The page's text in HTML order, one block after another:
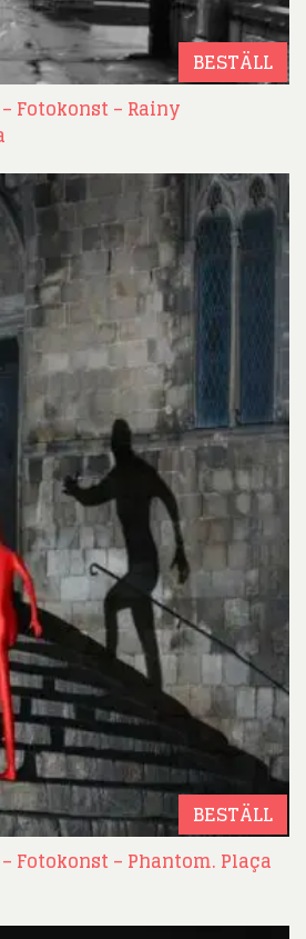
BESTÄLL
Fotokonst – Rainy
BESTÄLL
Fotokonst – Phantom. Plaça